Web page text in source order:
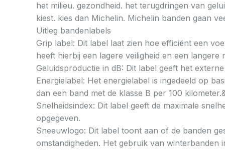
het milieu. gezondheid. het terugdringen van
kiest. kies dan Michelin. Michelin banden gaan
Uitleg bandenlabels
Grip label: Dit label laat zien hoe efficiënt een
heeft hierbij een lagere veiligheid en een langere
Geluidsproductie in dB: Dit label geeft het
Energielabel: Het energielabel is ingedeeld op
dan een band met de klasse B per 100
Snelheidsindex: Dit label geeft de maximale
opgegeven.
Sneeuwlogo: Dit label toont aan of de banden
omstandigheden. Het gebruik van winterbanden